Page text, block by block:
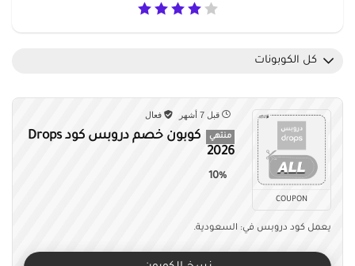
كل الكوبونات
COUPON
قبل 7 أشهر فعال
منتهي
كوبون خصم دروبس كود Drops
2026
10%
يعمل كود دروبس في: السعودية.